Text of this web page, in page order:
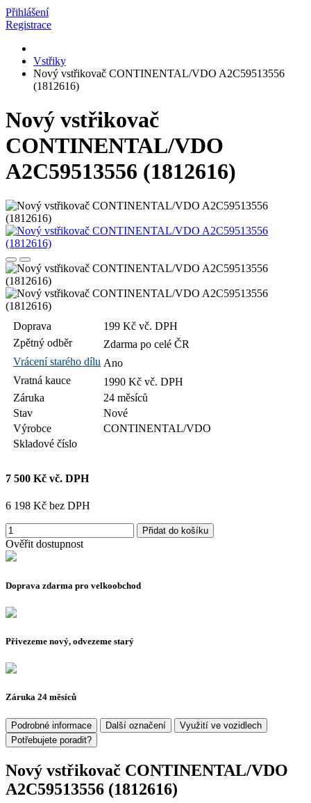
Přihlášení
Registrace
Vstřiky
Nový vstřikovač CONTINENTAL/VDO A2C59513556
(1812616)
Nový vstřikovač
CONTINENTAL/VDO
A2C59513556 (1812616)
Doprava
199 Kč vč. DPH
Zpětný odběr
Zdarma po celé ČR
Vrácení starého dílu Ano
Vratná kauce
1990 Kč vč. DPH
Záruka
24 měsíců
Stav
Nové
Výrobce
CONTINENTAL/VDO
Skladové číslo
7 500 Kč vč. DPH
6 198 Kč bez DPH
Přidat do košíku
Ověřit dostupnost
Doprava zdarma pro velkoobchod
Přivezeme nový, odvezeme starý
Záruka 24 měsíců
Podrobné informace Další označení
Využití ve vozidlech
Potřebujete poradit?
Nový vstřikovač CONTINENTAL/VDO
A2C59513556 (1812616)